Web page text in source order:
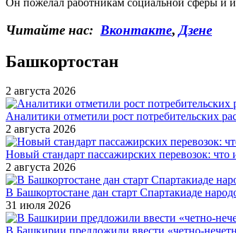
Читайте нас: Вконтакте, Дзене
Башкортостан
2 августа 2026
Аналитики отметили рост потребительских
2 августа 2026
Новый стандарт пассажирских перевозок: что
2 августа 2026
В Башкортостане дан старт Спартакиаде
31 июля 2026